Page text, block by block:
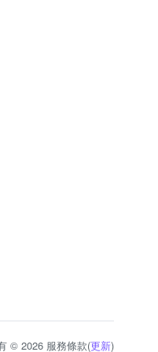
© 2026 服務條款(更新)